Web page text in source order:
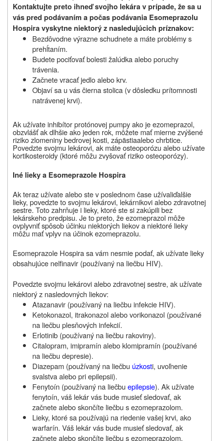
Kontaktujte preto ihneď svojho lekára v prípade, že sa u
vás pred podávaním a počas podávania Esomeprazolu
Hospira vyskytne niektorý z nasledujúcich príznakov:
Bezdôvodne výrazne schudnete a máte problémy s
prehĺtaním.
Budete pociťovať bolesti žalúdka alebo poruchy
trávenia.
Začnete vracať jedlo alebo krv.
Objaví sa u vás čierna stolica (v dôsledku prítomnosti
natrávenej krvi).
Ak užívate inhibítor protónovej pumpy ako je ezomeprazol,
obzvlášť ak dlhšie ako jeden rok, môžete mať mierne zvýšené
riziko zlomeniny bedrovej kosti, zápästiaalebo chrbtice.
Povedzte svojmu lekárovi, ak máte osteoporózu alebo užívate
kortikosteroidy (ktoré môžu zvyšovať riziko osteoporózy).
Iné lieky a Esomeprazole Hospira
Ak teraz užívate alebo ste v poslednom čase užívaliďalšie
lieky, povedzte to svojmu lekárovi, lekárnikovialebo zdravotnej
sestre. Toto zahrňuje i lieky, ktoré ste si zakúpili bez
lekárskeho predpisu. Je to preto, že ezomeprazol môže
ovplyvniť spôsob účinku niektorých liekov a niektoré lieky
môžu mať vplyv na účinok ezomeprazolu.
Esomeprazole Hospira sa vám nesmie podať, ak užívate lieky
obsahujúce nelfinavir (používaný na liečbu HIV).
Povedzte svojmu lekárovi alebo zdravotnej sestre, ak užívate
niektorý z nasledovných liekov:
Atazanavir (používaný na liečbu infekcie HIV).
Ketokonazol, itrakonazol alebo vorikonazol (používané
na liečbu plesňových infekcií.
Erlotinib (používaný na liečbu rakoviny).
Citalopram, imipramín alebo klomipramín (používané
na liečbu depresie).
Diazepam (používaný na liečbu úzkosti, uvoľnenie
svalstva alebo pri epilepsii).
Fenytoín (používaný na liečbu epilepsie). Ak užívate
fenytoín, váš lekár vás bude musieť sledovať, ak
začnete alebo skončíte liečbu s ezomeprazolom.
Lieky, ktoré sa používajú na riedenie vašej krvi, ako
warfarín. Váš lekár vás bude musieť sledovať, ak
začnete alebo skončíte liečbu s ezomeprazolom.